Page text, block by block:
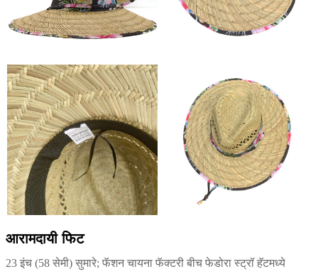
आरामदायी फिट
23 इंच (58 सेमी) सुमारे; फॅशन चायना फॅक्टरी बीच फेडोरा स्ट्रॉ हॅटमध्ये